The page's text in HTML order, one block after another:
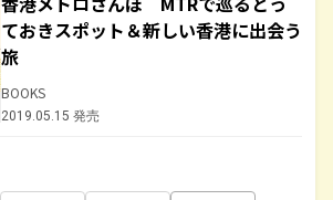
ておきスポット＆新しい香港に出会う
旅
BOOKS
2019.05.15 発売